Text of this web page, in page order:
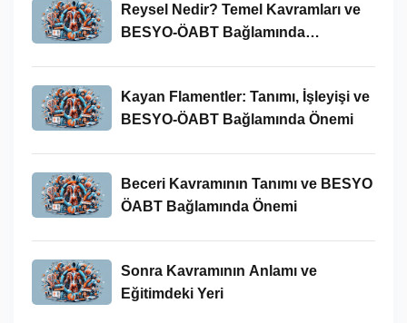
Reysel Nedir? Temel Kavramları ve
BESYO-ÖABT Bağlamında
Kayan Flamentler: Tanımı, İşleyişi ve
BESYO-ÖABT Bağlamında Önemi
Beceri Kavramının Tanımı ve BESYO
ÖABT Bağlamında Önemi
Sonra Kavramının Anlamı ve
Eğitimdeki Yeri